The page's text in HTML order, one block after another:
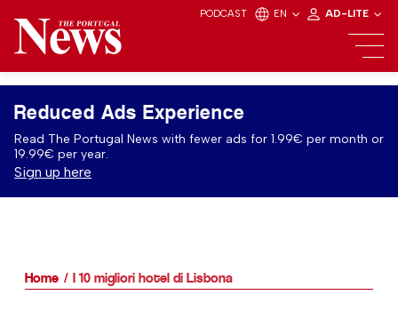
PODCAST EN AD-LITE
Reduced Ads Experience
Read The Portugal News with fewer ads for 1.99€ per month or
19.99€ per year.
Sign up here
Home I 10 migliori hotel di Lisbona